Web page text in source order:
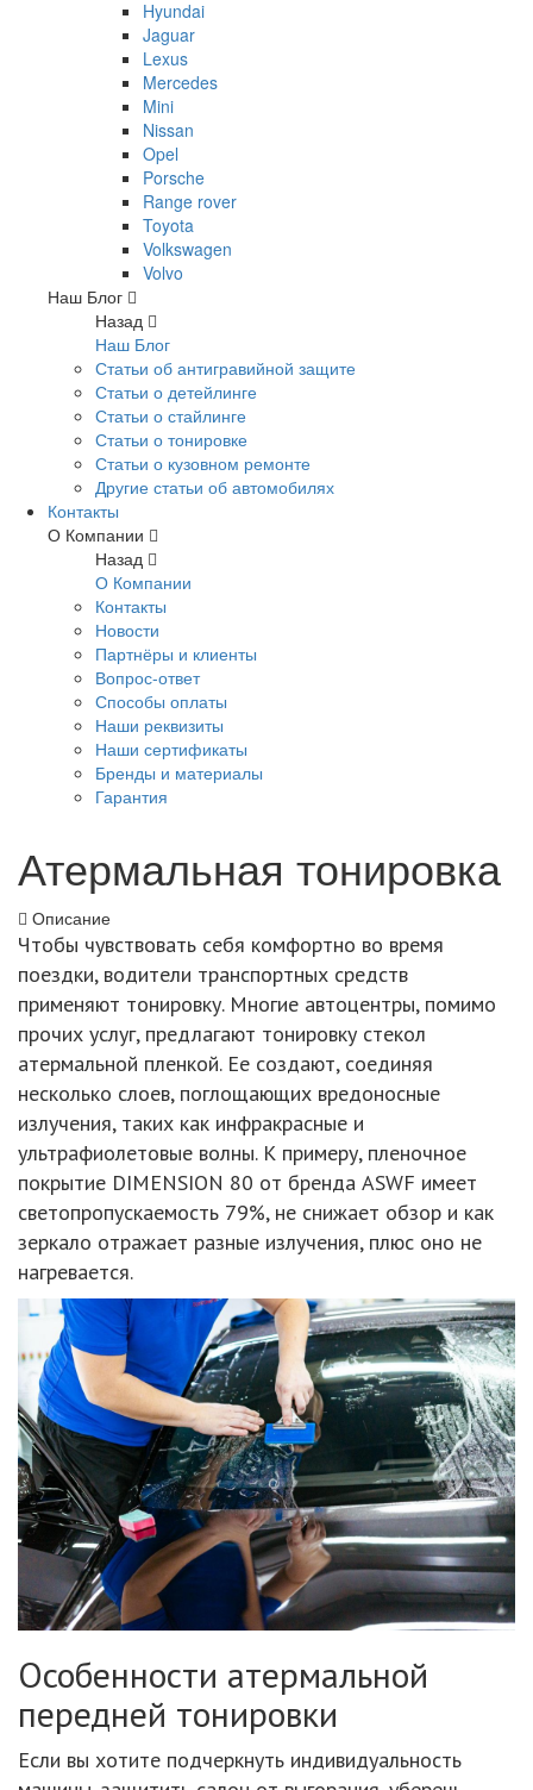
Hyundai
Jaguar
Lexus
Mercedes
Mini
Nissan
Opel
Porsche
Range rover
Toyota
Volkswagen
Volvo
Наш Блог
Назад
Наш Блог
Статьи об антигравийной защите
Статьи о детейлинге
Статьи о стайлинге
Статьи о тонировке
Статьи о кузовном ремонте
Другие статьи об автомобилях
Контакты
О Компании
Назад
О Компании
Контакты
Новости
Партнёры и клиенты
Вопрос-ответ
Способы оплаты
Наши реквизиты
Наши сертификаты
Бренды и материалы
Гарантия
Атермальная тонировка
Описание
Чтобы чувствовать себя комфортно во время
поездки, водители транспортных средств
применяют тонировку. Многие автоцентры, помимо
прочих услуг, предлагают тонировку стекол
атермальной пленкой. Ее создают, соединяя
несколько слоев, поглощающих вредоносные
излучения, таких как инфракрасные и
ультрафиолетовые волны. К примеру, пленочное
покрытие DIMENSION 80 от бренда ASWF имеет
светопропускаемость 79%, не снижает обзор и как
зеркало отражает разные излучения, плюс оно не
нагревается.
Особенности атермальной
передней тонировки
Если вы хотите подчеркнуть индивидуальность